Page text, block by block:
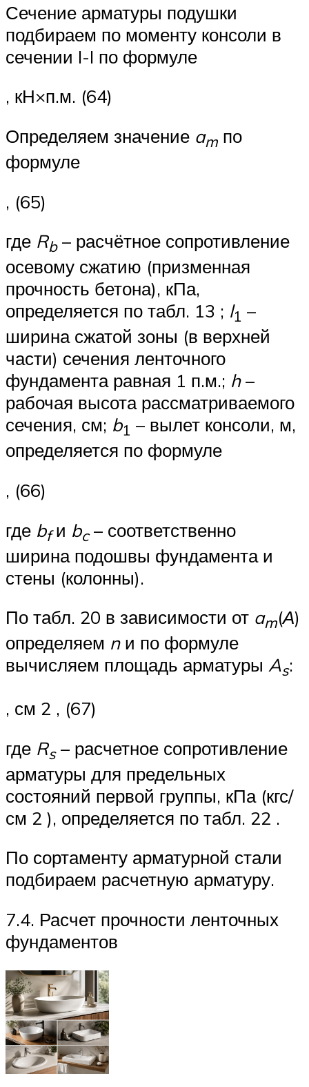
Сечение арматуры подушки
подбираем по моменту консоли в
сечении I-I по формуле
, кН×п.м. (64)
Определяем значение am по
формуле
, (65)
где Rb– расчётное сопротивление
осевому сжатию (призменная
прочность бетона), кПа,
определяется по табл. 13 ; l1 –
ширина сжатой зоны (в верхней
части) сечения ленточного
фундамента равная 1 п.м.; h–
рабочая высота рассматриваемого
сечения, см; b1 – вылет консоли, м,
определяется по формуле
, (66)
где bfи bc– соответственно
ширина подошвы фундамента и
стены (колонны).
По табл. 20 в зависимости от am(А)
определяем nи по формуле
вычисляем площадь арматуры As:
, см 2 , (67)
где Rs– расчетное сопротивление
арматуры для предельных
состояний первой группы, кПа (кгс/
см 2 ), определяется по табл. 22 .
По сортаменту арматурной стали
подбираем расчетную арматуру.
7.4. Расчет прочности ленточных
фундаментов